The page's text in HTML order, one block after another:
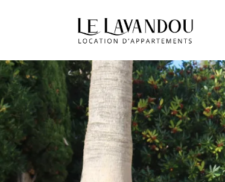
Arrivo
Arrivo